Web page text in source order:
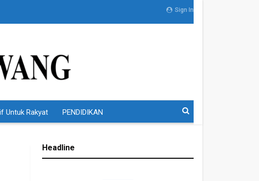
Sign In
Untuk Rakyat PENDIDIKAN
Headline